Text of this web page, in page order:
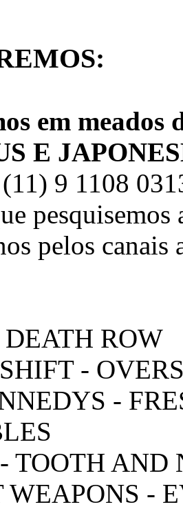
em
E
9 1108
pelos canais
ROW
-
-
TOOTH AND
WEAPONS -